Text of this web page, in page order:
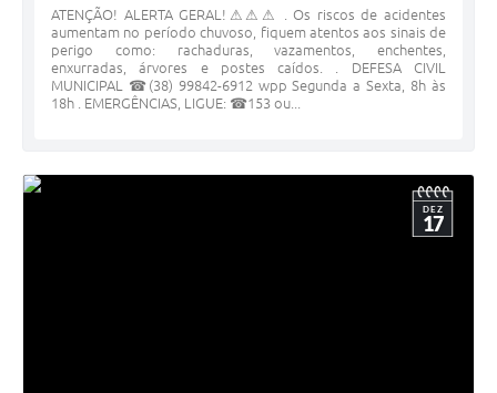
ATENÇÃO! ALERTA GERAL!⚠⚠⚠ . Os riscos de acidentes
aumentam no período chuvoso, fiquem atentos aos sinais de
perigo como: rachaduras, vazamentos, enchentes,
enxurradas, árvores e postes caídos. . DEFESA CIVIL
MUNICIPAL ☎(38) 99842-6912 wpp Segunda a Sexta, 8h às
18h . EMERGÊNCIAS, LIGUE: ☎153 ou...
DEZ
17